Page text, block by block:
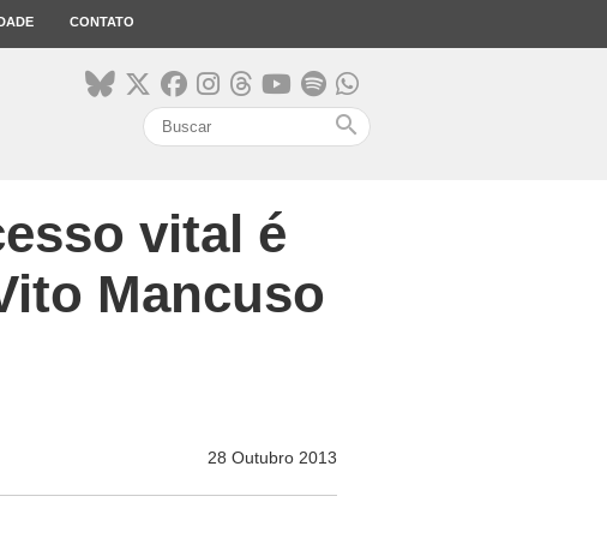
CONTATO
search
vital é
Mancuso
28 Outubro 2013